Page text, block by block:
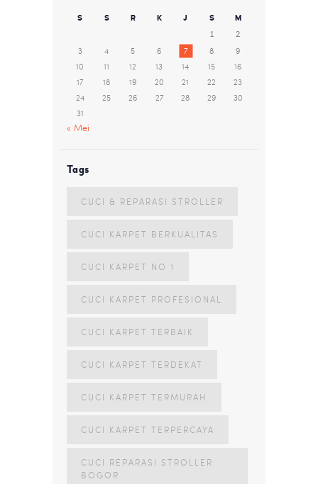
S S R K J S
M
1
2
3 4 5 6 7 8
9
10
11 12 13 14 15
16
17
18 19 20 21 22
23
24
25 26 27 28 29
30
31
« Mei
Tags
CUCI & REPARASI STROLLER
CUCI KARPET BERKUALITAS
CUCI KARPET NO 1
CUCI KARPET PROFESIONAL
CUCI KARPET TERBAIK
CUCI KARPET TERDEKAT
CUCI KARPET TERMURAH
CUCI KARPET TERPERCAYA
CUCI REPARASI STROLLER
BOGOR